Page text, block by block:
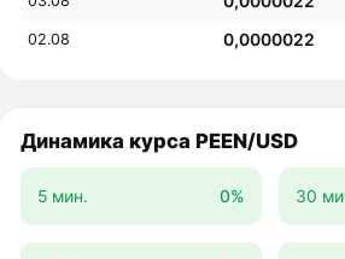
02.08 0,0000022
Динамика курса PEEN/USD
5 мин. 0% 30